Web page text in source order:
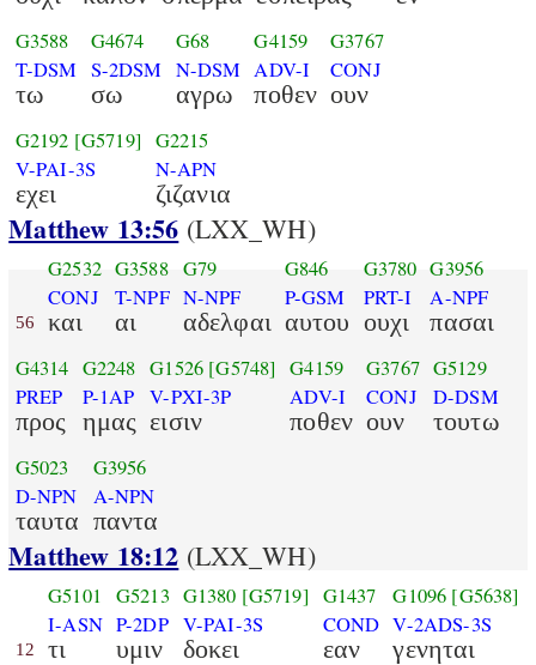
G3588
T-DSM
τω
G4674
S-2DSM
σω
G68
N-DSM
αγρω
G4159
ADV-I
ποθεν
G3767
CONJ
ουν
G2192 [G5719]
V-PAI-3S
εχει
G2215
N-APN
ζιζανια
Matthew 13:56 (LXX_WH)
56
G2532
CONJ
και
G3588
T-NPF
αι
G79
N-NPF
αδελφαι
G846
P-GSM
αυτου
G3780
PRT-I
ουχι
G3956
A-NPF
πασαι
G4314
PREP
προς
G2248
P-1AP
ημας
G1526 [G5748]
V-PXI-3P
εισιν
G4159
ADV-I
ποθεν
G3767
CONJ
ουν
G5129
D-DSM
τουτω
G5023
D-NPN
ταυτα
G3956
A-NPN
παντα
Matthew 18:12 (LXX_WH)
12
G5101
I-ASN
τι
G5213
P-2DP
υμιν
G1380 [G5719]
V-PAI-3S
δοκει
G1437
COND
εαν
G1096 [G5638]
V-2ADS-3S
γενηται